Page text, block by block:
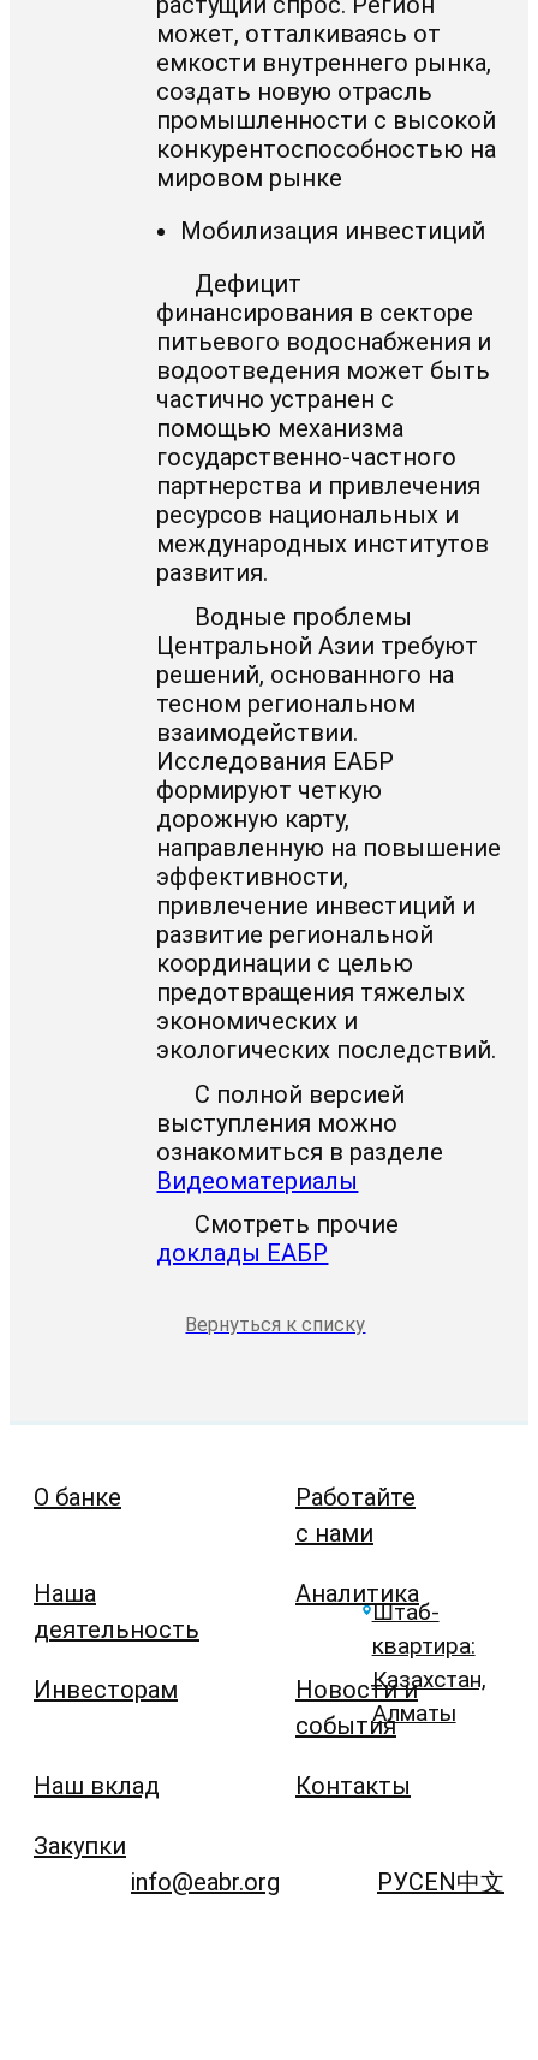
может, отталкиваясь от
емкости внутреннего рынка,
создать новую отрасль
промышленности с высокой
конкурентоспособностью на
мировом рынке
Мобилизация инвестиций
Дефицит
финансирования в секторе
питьевого водоснабжения и
водоотведения может быть
частично устранен с
помощью механизма
государственно-частного
партнерства и привлечения
ресурсов национальных и
международных институтов
развития.
Водные проблемы
Центральной Азии требуют
решений, основанного на
тесном региональном
взаимодействии.
Исследования ЕАБР
формируют четкую
дорожную карту,
направленную на повышение
эффективности,
привлечение инвестиций и
развитие региональной
координации с целью
предотвращения тяжелых
экономических и
экологических последствий.
С полной версией
выступления можно
ознакомиться в разделе
Видеоматериалы
Смотреть прочие
доклады ЕАБР
Вернуться к списку
О банке
Наша
деятельность
Инвесторам
Наш вклад
Закупки
Работайте
с нами
Аналитика
Новости и
события
Контакты
Штаб-
квартира:
Казахстан,
Алматы
info@eabr.org РУСEN中文